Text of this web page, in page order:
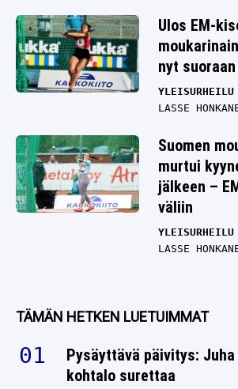
Ulos EM-
nyt
YLEISURHEILU
LASSE
Suomen
murtui
jälkeen –
väliin
YLEISURHEILU
LASSE
TÄMÄN HETKEN LUETUIMMAT
Pysäyttävä päivitys: Juha
kohtalo surettaa